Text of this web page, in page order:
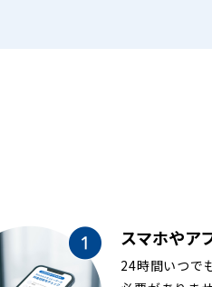
スマホやア
24時間いつで